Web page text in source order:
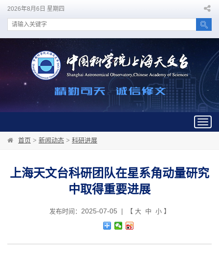
2026年8月6日 星期四
首页 > 新闻动态 > 科研进展
上海天文台科研团队在星系角动量研究
中取得重要进展
发布时间： 2025-07-05 | 【 大 中 小】